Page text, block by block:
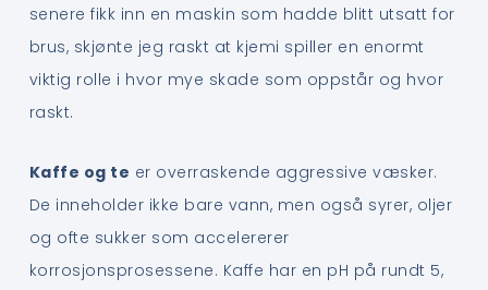
senere fikk inn en maskin som hadde blitt utsatt for
brus, skjønte jeg raskt at kjemi spiller en enormt
viktig rolle i hvor mye skade som oppstår og hvor
raskt.
Kaffe og te er overraskende aggressive væsker.
De inneholder ikke bare vann, men også syrer, oljer
og ofte sukker som accelererer
korrosjonsprosessene. Kaffe har en pH på rundt 5,